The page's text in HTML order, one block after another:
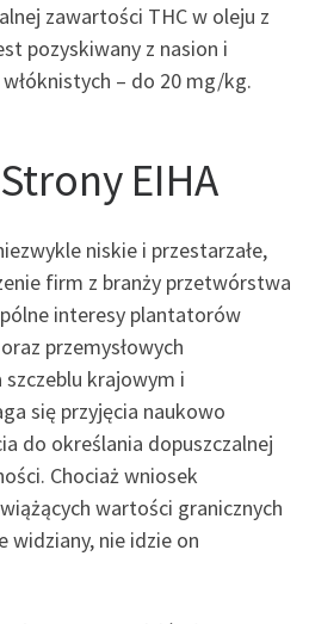
zawartości THC w oleju z
pozyskiwany z nasion i
– do 20 mg/kg.
EIHA
niskie i przestarzałe,
firm z branży przetwórstwa
interesy plantatorów
przemysłowych
krajowym i
się przyjęcia naukowo
do określania dopuszczalnej
Chociaż wniosek
wartości granicznych
widziany, nie idzie on